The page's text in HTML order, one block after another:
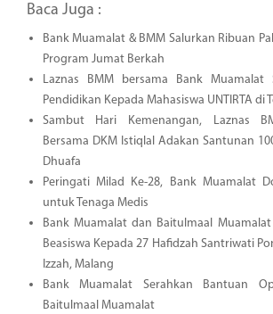
Baca Juga :
Bank Muamalat & BMM Salurkan Ribuan
Program Jumat Berkah
Laznas BMM bersama Bank Muamalat
Pendidikan Kepada Mahasiswa UNTIRTA di
Sambut Hari Kemenangan, Laznas
Bersama DKM Istiqlal Adakan Santunan
Dhuafa
Peringati Milad Ke-28, Bank Muamalat
untuk Tenaga Medis
Bank Muamalat dan Baitulmaal
Beasiswa Kepada 27 Hafidzah Santriwati
Izzah, Malang
Bank Muamalat Serahkan Bantuan
Baitulmaal Muamalat